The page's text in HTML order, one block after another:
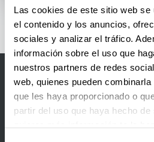
Las cookies de este sitio web se
el contenido y los anuncios,
sociales y analizar el tráfico.
información sobre el uso que
nuestros partners de redes
web, quienes pueden
que les haya proporcionado o
partir del uso que haya hecho
Oesía